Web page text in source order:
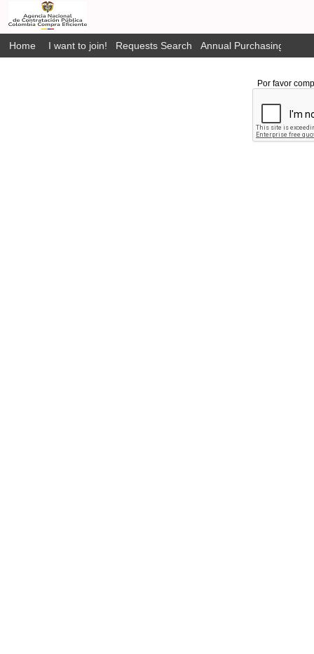
Home I want to join! Requests Search Annual Purchasing Plan
Por favor